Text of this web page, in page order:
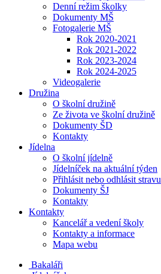
Denní režim školky
Dokumenty MŠ
Fotogalerie MŠ
Rok 2020-2021
Rok 2021-2022
Rok 2023-2024
Rok 2024-2025
Videogalerie
Družina
O školní družině
Ze života ve školní družině
Dokumenty ŠD
Kontakty
Jídelna
O školní jídelně
Jídelníček na aktuální týden
Přihlásit nebo odhlásit stravu
Dokumenty ŠJ
Kontakty
Kontakty
Kancelář a vedení školy
Kontakty a informace
Mapa webu
Bakaláři